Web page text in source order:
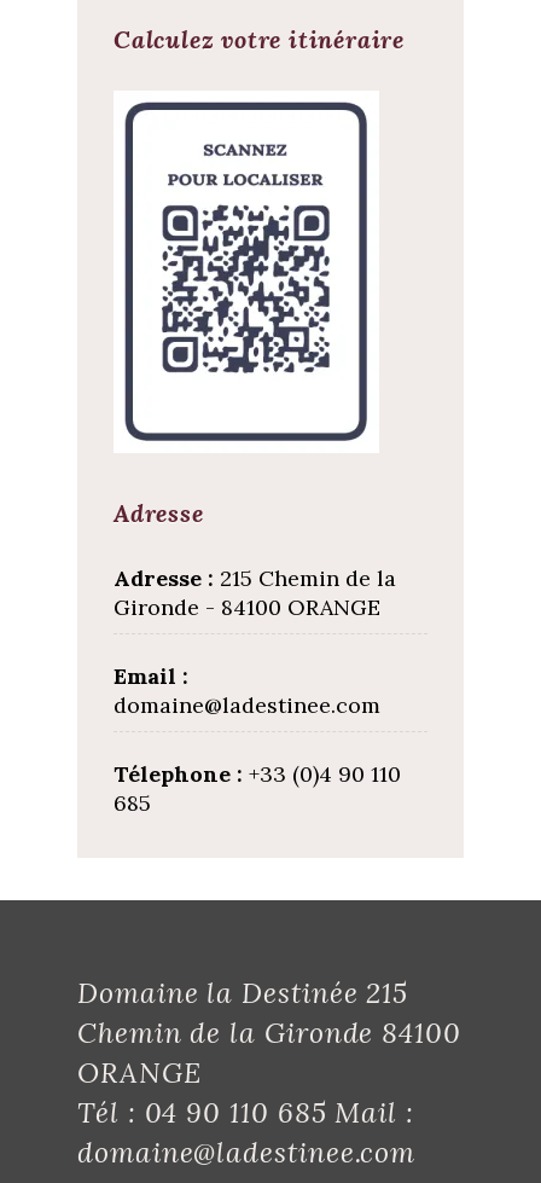
Calculez votre itinéraire
Adresse
Adresse : 215 Chemin de la
Gironde - 84100 ORANGE
Email :
domaine@ladestinee.com
Télephone : +33 (0)4 90 110
685
Domaine la Destinée 215
Chemin de la Gironde 84100
ORANGE
Tél : 04 90 110 685 Mail :
domaine@ladestinee.com